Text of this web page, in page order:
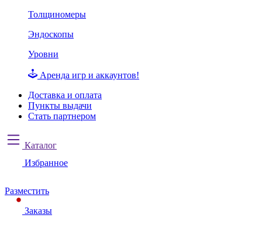
Толщиномеры
Эндоскопы
Уровни
Аренда игр и аккаунтов!
Доставка и оплата
Пункты выдачи
Стать партнером
Каталог
Избранное
Разместить
Заказы